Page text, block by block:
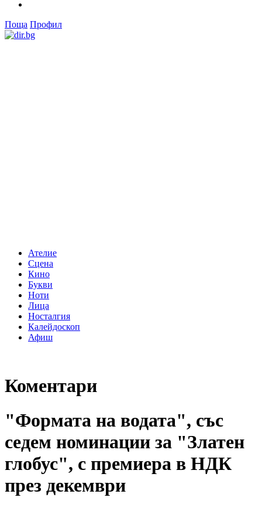
Поща Профил
Ателие
Сцена
Кино
Букви
Ноти
Лица
Носталгия
Калейдоскоп
Афиш
Коментари
"Формата на водата", със
седем номинации за "Златен
глобус", с премиера в НДК
през декември